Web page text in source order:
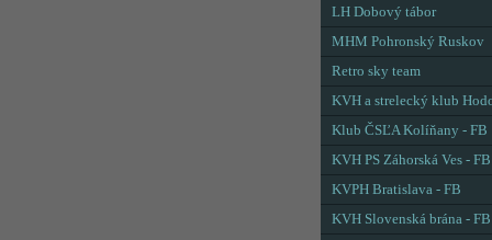
LH Dobový tábor
MHM Pohronský Ruskov
Retro sky team
KVH a strelecký klub
Klub ČSĽA Kolíňany - FB
KVH PS Záhorská Ves - FB
KVPH Bratislava - FB
KVH Slovenská brána - FB